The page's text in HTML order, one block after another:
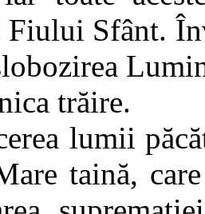
Sfânt.
trăire.
lumii
taină,